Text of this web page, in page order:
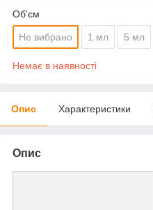
Об'єм
Не вибрано 1 мл 5 мл
Немає в наявності
Опис Характеристики
Опис